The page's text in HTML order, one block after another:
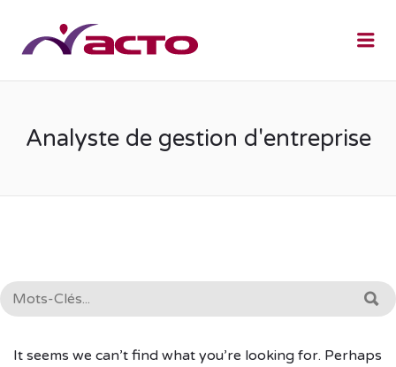
Analyste de gestion d'entreprise
RECHERCHE:
It seems we can’t find what you’re looking for. Perhaps